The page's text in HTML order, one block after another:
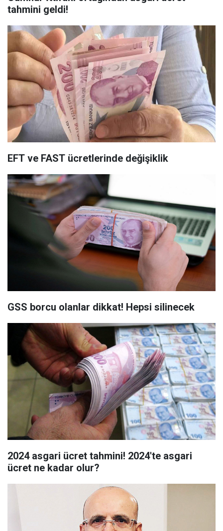
tahmini geldi!
EFT ve FAST ücretlerinde değişiklik
GSS borcu olanlar dikkat! Hepsi silinecek
2024 asgari ücret tahmini! 2024'te asgari
ücret ne kadar olur?